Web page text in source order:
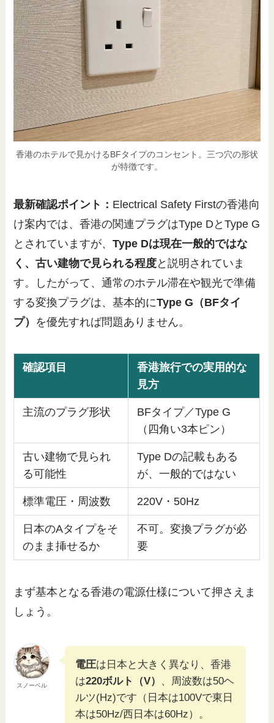
香港のホテルで見かけるBFタイプのコンセント。三つ穴の形状
が特徴です。
最新確認ポイント： Electrical Safety Firstの香港向
け案内では、香港の関連プラグはType DとType G
とされていますが、Type Dは現在一般的ではな
く、古い建物で見られる程度と説明されていま
す。したがって、通常のホテル滞在や観光で準備
する変換プラグは、基本的にType G（BFタイ
プ） を優先すれば問題ありません。
確認項目
香港旅行での実用的な
見方
主流のプラグ形状
BFタイプ／Type G
（四角い3本ピン）
古い建物で見られ
る可能性
Type Dの記載もある
が、一般的ではない
標準電圧・周波数 220V・50Hz
日本のAタイプをそ
のまま挿せるか
不可。変換プラグが必
要
まず基本となる香港の電源仕様について押さえま
しょう。
スノーベル
電圧は日本と大きく異なり、香港
は220ボルト（V） 、周波数は50ヘ
ルツ(Hz)です（日本は100Vで東日
本は50Hz/西日本は60Hz）。